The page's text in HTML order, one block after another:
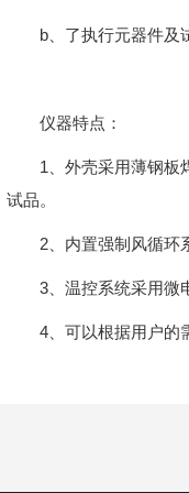
b、了执行元器件及
仪器特点：
1、外壳采用薄钢板焊
试品。
2、内置强制风循环
3、温控系统采用微电
4、可以根据用户的